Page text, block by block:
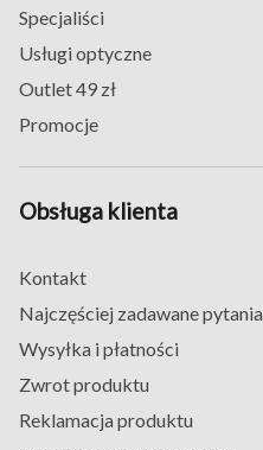
Specjaliści
Usługi optyczne
Outlet 49 zł
Promocje
Obsługa klienta
Kontakt
Najczęściej zadawane pytania
Wysyłka i płatności
Zwrot produktu
Reklamacja produktu